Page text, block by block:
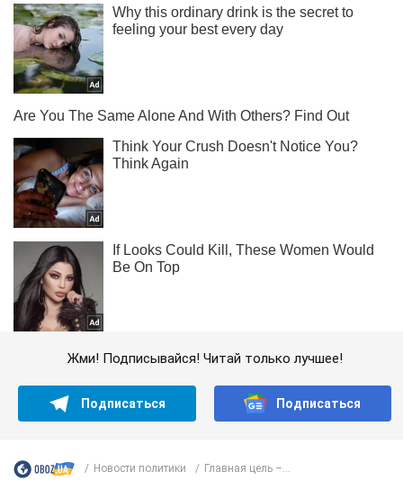
Жми! Подписывайся! Читай только лучшее!
Подписаться Подписаться
Новости политики Главная цель –...